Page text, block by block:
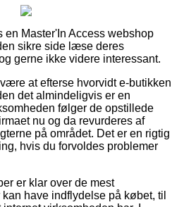
en Master'In Access webshop
sikre side læse deres
gerne ikke videre interessant.
at efterse hvorvidt e-butikken
det almindeligvis er en
følger de opstillede
nu og da revurderes af
på området. Det er en rigtig
hvis du forvoldes problemer
er klar over de mest
have indflydelse på købet, til